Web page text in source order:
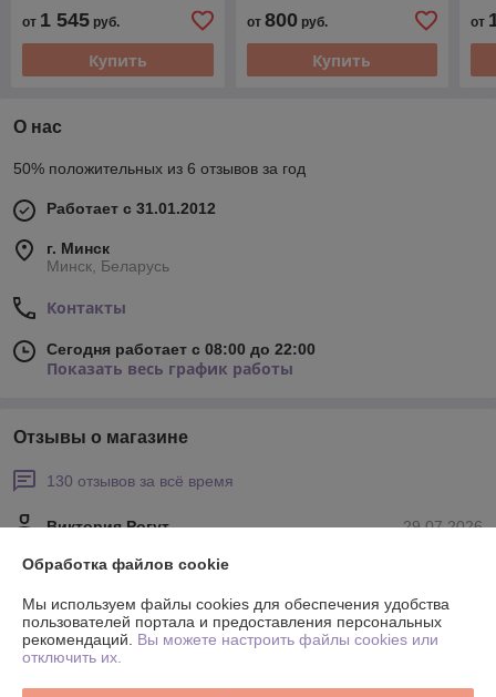
от 1 545 руб.
Купить
от 800руб.
Купить
от
О нас
50% положительных из 6 отзывов за год
Работает с 31.01.2012
г. Минск
Минск, Беларусь
Контакты
Сегодня работает с 08:00 до 22:00
Показать весь график работы
Отзывы о магазине
130 отзывов за всё время
29.07.2026
Виктория Рогут
Очень плохо
Шкафы сняты с производства. Нового предложения не поступило.
Покупатель
Обработка файлов cookie
Мы используем файлы cookies для обеспечения удобства
пользователей портала и предоставления персональных
рекомендаций. Вы можете настроить файлы cookies или
отключить их.